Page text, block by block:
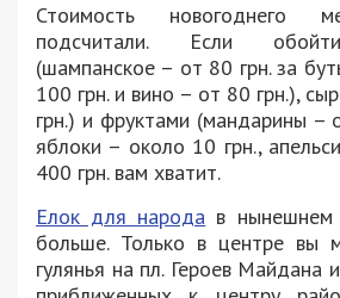
Стоимость
подсчитали. Если
(шампанское – от 80 грн. за
100 грн. и вино – от 80 грн.),
грн.) и фруктами (мандарины –
яблоки – около 10 грн.,
400 грн. вам хватит.
Елок для народа в
больше. Только в центре вы
гулянья на пл. Героев Майдана